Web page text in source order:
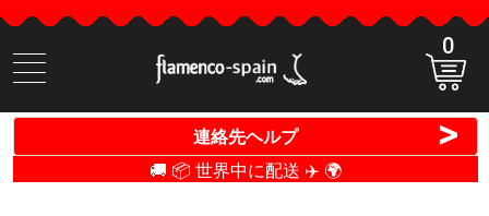
商
品
検
0
連絡先ヘルプ >
🚚 📦 世界中に配送 ✈️ 🌍